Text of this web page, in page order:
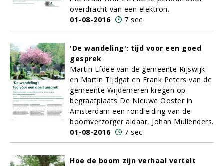
overdracht van een elektron.
01-08-2016
7 sec
'De wandeling': tijd voor een goed
gesprek
Martin Efdee van de gemeente Rijswijk
en Martin Tijdgat en Frank Peters van de
gemeente Wijdemeren kregen op
begraafplaats De Nieuwe Ooster in
Amsterdam een rondleiding van de
boomverzorger aldaar, Johan Mullenders.
01-08-2016
7 sec
Hoe de boom zijn verhaal vertelt